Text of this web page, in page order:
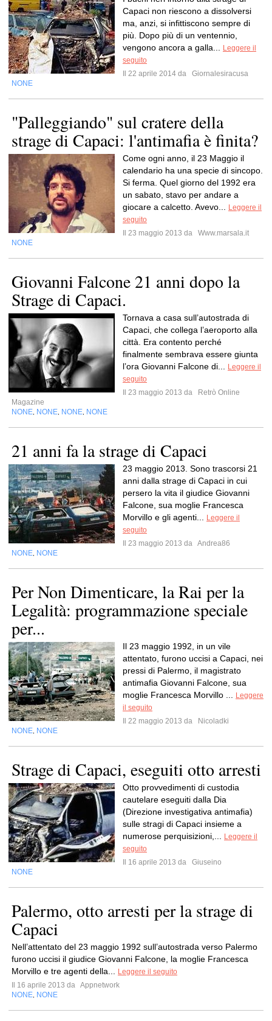
Capaci non riescono a dissolversi
ma, anzi, si infittiscono sempre di
più. Dopo più di un ventennio,
vengono ancora a galla...
Leggere il
seguito
Il 22 aprile 2014 da
Giornalesiracusa
NONE
"Palleggiando" sul cratere della
strage di Capaci: l'antimafia è finita?
Come ogni anno, il 23 Maggio il
calendario ha una specie di sincopo.
Si ferma. Quel giorno del 1992 era
un sabato, stavo per andare a
giocare a calcetto. Avevo...
Leggere il
seguito
Il 23 maggio 2013 da
Www.marsala.it
NONE
Giovanni Falcone 21 anni dopo la
Strage di Capaci.
Tornava a casa sull’autostrada di
Capaci, che collega l’aeroporto alla
città. Era contento perché
finalmente sembrava essere giunta
l’ora Giovanni Falcone di...
Leggere il
seguito
Il 23 maggio 2013 da
Retrò Online
Magazine
NONE NONE NONE NONE
21 anni fa la strage di Capaci
23 maggio 2013. Sono trascorsi 21
anni dalla strage di Capaci in cui
persero la vita il giudice Giovanni
Falcone, sua moglie Francesca
Morvillo e gli agenti...
Leggere il
seguito
Il 23 maggio 2013 da Andrea86
NONE NONE
Per Non Dimenticare, la Rai per la
Legalità: programmazione speciale
per...
Il 23 maggio 1992, in un vile
attentato, furono uccisi a Capaci, nei
pressi di Palermo, il magistrato
antimafia Giovanni Falcone, sua
moglie Francesca Morvillo ...
Leggere
il seguito
Il 22 maggio 2013 da
Nicoladki
NONE NONE
Strage di Capaci, eseguiti otto arresti
Otto provvedimenti di custodia
cautelare eseguiti dalla Dia
(Direzione investigativa antimafia)
sulle stragi di Capaci insieme a
numerose perquisizioni,...
Leggere il
seguito
Il 16 aprile 2013 da
Giuseino
NONE
Palermo, otto arresti per la strage di
Capaci
Nell’attentato del 23 maggio 1992 sull’autostrada verso Palermo
furono uccisi il giudice Giovanni Falcone, la moglie Francesca
Morvillo e tre agenti della...
Leggere il seguito
Il 16 aprile 2013 da Appnetwork
NONE NONE